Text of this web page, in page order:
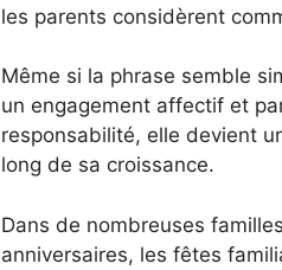
les parents considèrent
Même si la phrase semble
un engagement affectif et
responsabilité, elle devient
long de sa croissance.
Dans de nombreuses
anniversaires, les fêtes